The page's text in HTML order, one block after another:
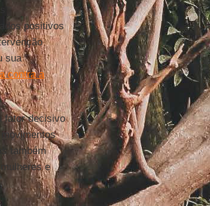
positivos
sua
contra a
fator decisivo
também
e